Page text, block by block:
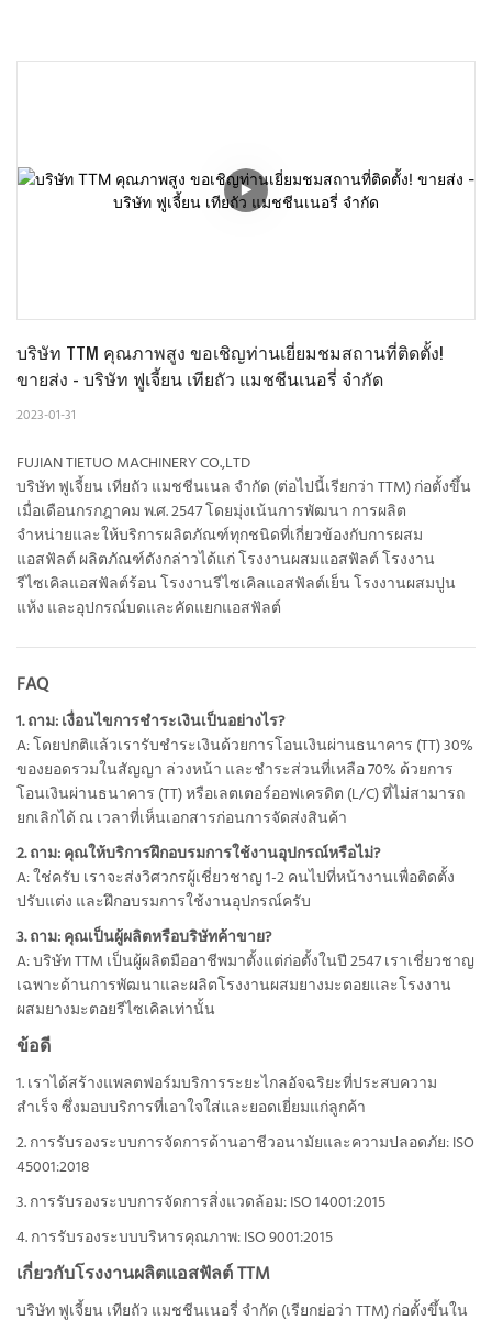
บริษัท TTM คุณภาพสูง ขอเชิญท่านเยี่ยมชมสถานที่ติดตั้ง!
ขายส่ง - บริษัท ฟูเจี้ยน เทียถัว แมชชีนเนอรี่ จำกัด
2023-01-31
FUJIAN TIETUO MACHINERY CO.,LTD
บริษัท ฟูเจี้ยน เทียถัว แมชชีนเนล จำกัด (ต่อไปนี้เรียกว่า TTM) ก่อตั้งขึ้น
เมื่อเดือนกรกฎาคม พ.ศ. 2547 โดยมุ่งเน้นการพัฒนา การผลิต
จำหน่ายและให้บริการผลิตภัณฑ์ทุกชนิดที่เกี่ยวข้องกับการผสม
แอสฟัลต์ ผลิตภัณฑ์ดังกล่าวได้แก่ โรงงานผสมแอสฟัลต์ โรงงาน
รีไซเคิลแอสฟัลต์ร้อน โรงงานรีไซเคิลแอสฟัลต์เย็น โรงงานผสมปูน
แห้ง และอุปกรณ์บดและคัดแยกแอสฟัลต์
FAQ
1. ถาม: เงื่อนไขการชำระเงินเป็นอย่างไร?
A: โดยปกติแล้วเรารับชำระเงินด้วยการโอนเงินผ่านธนาคาร (TT) 30%
ของยอดรวมในสัญญา ล่วงหน้า และชำระส่วนที่เหลือ 70% ด้วยการ
โอนเงินผ่านธนาคาร (TT) หรือเลตเตอร์ออฟเครดิต (L/C) ที่ไม่สามารถ
ยกเลิกได้ ณ เวลาที่เห็นเอกสารก่อนการจัดส่งสินค้า
2. ถาม: คุณให้บริการฝึกอบรมการใช้งานอุปกรณ์หรือไม่?
A: ใช่ครับ เราจะส่งวิศวกรผู้เชี่ยวชาญ 1-2 คนไปที่หน้างานเพื่อติดตั้ง
ปรับแต่ง และฝึกอบรมการใช้งานอุปกรณ์ครับ
3. ถาม: คุณเป็นผู้ผลิตหรือบริษัทค้าขาย?
A: บริษัท TTM เป็นผู้ผลิตมืออาชีพมาตั้งแต่ก่อตั้งในปี 2547 เราเชี่ยวชาญ
เฉพาะด้านการพัฒนาและผลิตโรงงานผสมยางมะตอยและโรงงาน
ผสมยางมะตอยรีไซเคิลเท่านั้น
ข้อดี
1. เราได้สร้างแพลตฟอร์มบริการระยะไกลอัจฉริยะที่ประสบความ
สำเร็จ ซึ่งมอบบริการที่เอาใจใส่และยอดเยี่ยมแก่ลูกค้า
2. การรับรองระบบการจัดการด้านอาชีวอนามัยและความปลอดภัย: ISO
45001:2018
3. การรับรองระบบการจัดการสิ่งแวดล้อม: ISO 14001:2015
4. การรับรองระบบบริหารคุณภาพ: ISO 9001:2015
เกี่ยวกับโรงงานผลิตแอสฟัลต์ TTM
บริษัท ฟูเจี้ยน เทียถัว แมชชีนเนอรี่ จำกัด (เรียกย่อว่า TTM) ก่อตั้งขึ้นใน